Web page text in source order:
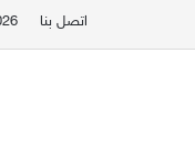
اتصل بنا